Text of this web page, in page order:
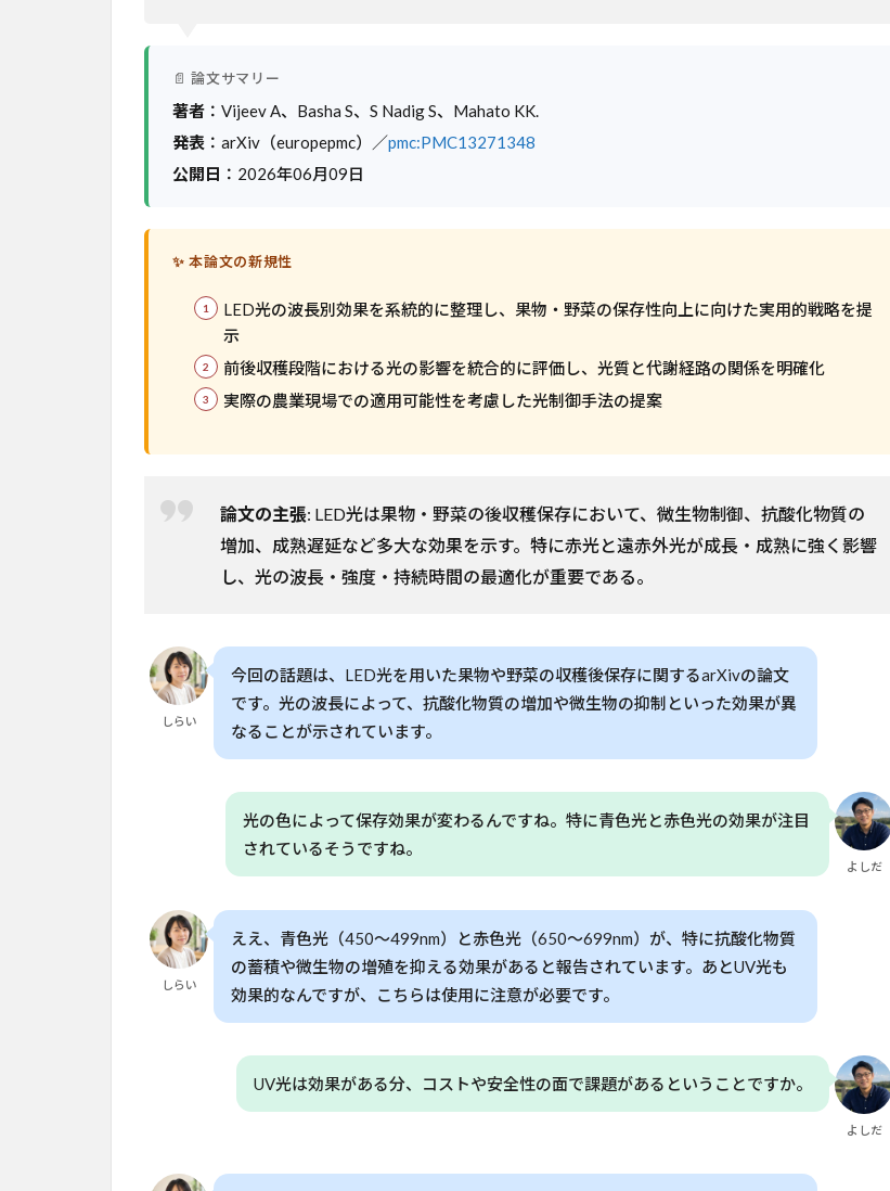
収穫
技術
の最
新動
向
景
5
意
義・
今
後
の
課
用
📄 論文サマリー
著者 ：Vijeev A、Basha S、S Nadig S、Mahato KK.
発表 ：arXiv（europepmc）／pmc:PMC13271348
公開日 ：2026年06月09日
✨ 本論文の新規性
LED光の波長別効果を系統的に整理し、果物・野菜の保存性向上に向けた実用的戦略を提
示
前後収穫段階における光の影響を統合的に評価し、光質と代謝経路の関係を明確化
実際の農業現場での適用可能性を考慮した光制御手法の提案
論文の主張: LED光は果物・野菜の後収穫保存において、微生物制御、抗酸化物質の
増加、成熟遅延など多大な効果を示す。特に赤光と遠赤外光が成長・成熟に強く影響
し、光の波長・強度・持続時間の最適化が重要である。
しらい
今回の話題は、LED光を用いた果物や野菜の収穫後保存に関するarXivの論文
です。光の波長によって、抗酸化物質の増加や微生物の抑制といった効果が異
なることが示されています。
よしだ
光の色によって保存効果が変わるんですね。特に青色光と赤色光の効果が注目
されているそうですね。
しらい
ええ、青色光（450〜499nm）と赤色光（650〜699nm）が、特に抗酸化物質
の蓄積や微生物の増殖を抑える効果があると報告されています。あとUV光も
効果的なんですが、こちらは使用に注意が必要です。
よしだ
UV光は効果がある分、コストや安全性の面で課題があるということですか。